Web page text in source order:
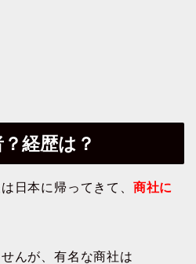
経歴は？
日本に帰ってきて、 商社に
んが、有名な商社は